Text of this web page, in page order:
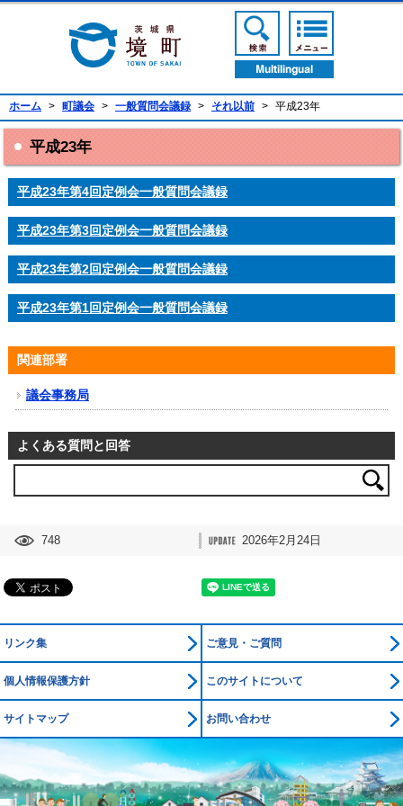
境町公式ホームページ検索ボタン
ホーム > 町議会 > 一般質問会議録 > それ以前 > 平成23年
平成23年
平成23年第4回定例会一般質問会議録
平成23年第3回定例会一般質問会議録
平成23年第2回定例会一般質問会議録
平成23年第1回定例会一般質問会議録
関連部署
議会事務局
よくある質問と回答
748 2026年2月24日
リンク集 ご意見・ご質問
個人情報保護方針 このサイトについて
サイトマップ お問い合わせ